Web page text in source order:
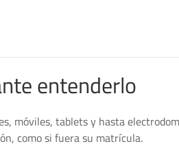
entenderlo
móviles, tablets y hasta
como si fuera su matrícula.